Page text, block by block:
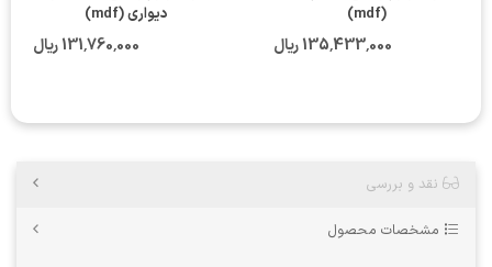
(mdf)
135٬433٬000 ریال
دیواری (mdf)
131٬760٬000 ریال
نقد و بررسی
مشخصات محصول